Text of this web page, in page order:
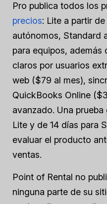
Pro publica todos los
precios: Lite a partir
autónomos, Standard
para equipos, además
claros por usuarios
web ($79 al mes),
QuickBooks Online
avanzado. Una
Lite y de 14 días para
evaluar el producto
ventas.
Point of Rental no
ninguna parte de su